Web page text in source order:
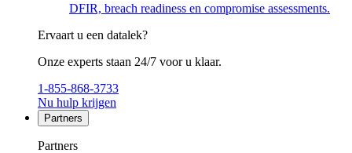
DFIR, breach readiness en compromise assessments.
Ervaart u een datalek?
Onze experts staan 24/7 voor u klaar.
1-855-868-3733
Nu hulp krijgen
Partners
Partners